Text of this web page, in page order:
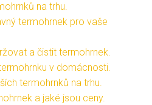
na trhu.
termohrnek pro vaše
a čistit termohrnek.
v domácnosti.
termohrnků na trhu.
a jaké jsou ceny.